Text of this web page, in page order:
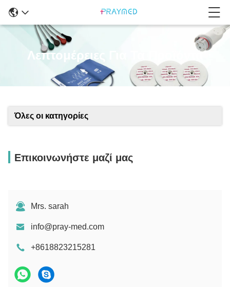
Λεπτομέρειες Για Τα Προϊόντα
Όλες οι κατηγορίες
Επικοινωνήστε μαζί μας
Mrs. sarah
info@pray-med.com
+8618823215281